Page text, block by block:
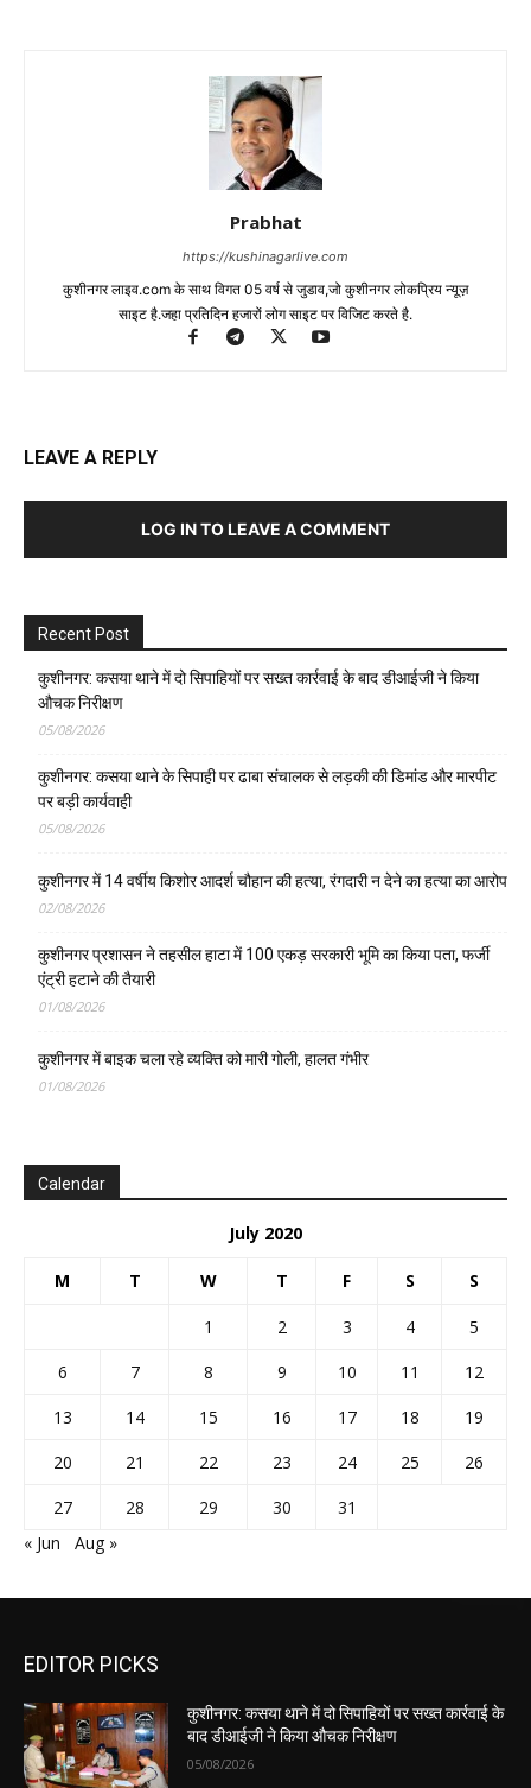
Prabhat
https://kushinagarlive.com
कुशीनगर लाइव.com के साथ विगत 05 वर्ष से जुडाव,जो कुशीनगर लोकप्रिय न्यूज़
साइट है.जहा प्रतिदिन हजारों लोग साइट पर विजिट करते है.
LEAVE A REPLY
LOG IN TO LEAVE A COMMENT
Recent Post
कुशीनगर: कसया थाने में दो सिपाहियों पर सख्त कार्रवाई के बाद डीआईजी ने किया
औचक निरीक्षण
05/08/2026
कुशीनगर: कसया थाने के सिपाही पर ढाबा संचालक से लड़की की डिमांड और मारपीट
पर बड़ी कार्यवाही
05/08/2026
कुशीनगर में 14 वर्षीय किशोर आदर्श चौहान की हत्या, रंगदारी न देने का हत्या का आरोप
02/08/2026
कुशीनगर प्रशासन ने तहसील हाटा में 100 एकड़ सरकारी भूमि का किया पता, फर्जी
एंट्री हटाने की तैयारी
01/08/2026
कुशीनगर में बाइक चला रहे व्यक्ति को मारी गोली, हालत गंभीर
01/08/2026
Calendar
July 2020
M T W T F S S
1 2 3 4
5
6
7 8 9 10 11
12
13
14 15 16 17 18
19
20
21 22 23 24 25
26
27
28 29 30
31
« Jun
Aug »
EDITOR PICKS
कुशीनगर: कसया थाने में दो सिपाहियों पर सख्त कार्रवाई के
बाद डीआईजी ने किया औचक निरीक्षण
05/08/2026